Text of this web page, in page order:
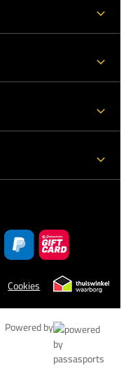
Cookies
Powered by